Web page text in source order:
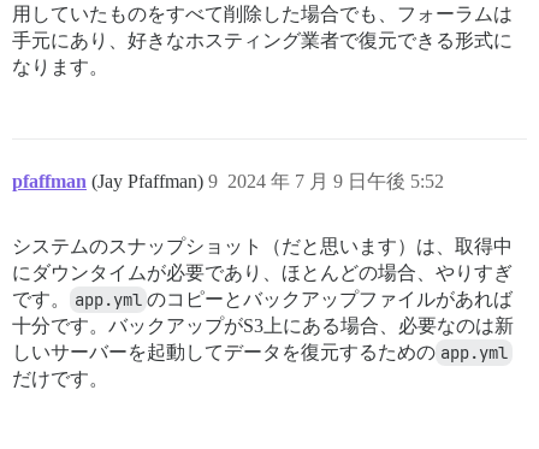
用していたものをすべて削除した場合でも、フォーラムは
手元にあり、好きなホスティング業者で復元できる形式に
なります。
pfaffman (Jay Pfaffman) 2024 年 7 月 9 日午後 5:52
9
システムのスナップショット（だと思います）は、取得中
にダウンタイムが必要であり、ほとんどの場合、やりすぎ
です。
app.yml のコピーとバックアップファイルがあれば
十分です。バックアップがS3上にある場合、必要なのは新
しいサーバーを起動してデータを復元するための app.yml
だけです。